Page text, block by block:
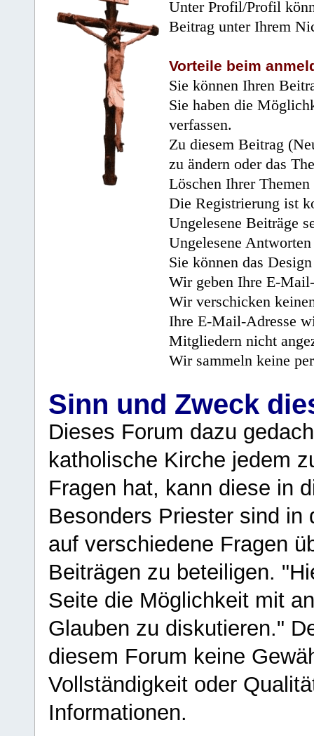
Unter Profil/Profil
Beitrag unter Ihrem
Vorteile beim
Sie können Ihren
Sie haben die
verfassen.
Zu diesem Beitrag
zu ändern oder das
Löschen Ihrer
Die Registrierung ist
Ungelesene Beiträge
Ungelesene
Sie können das
Wir geben Ihre E-
Wir verschicken
Ihre E-Mail-Adresse
Mitgliedern nicht
Wir sammeln keine
Sinn und Zweck
Dieses Forum dazu
katholische Kirche jedem
Fragen hat, kann diese in
Besonders Priester sind in
auf verschiedene Fragen
Beiträgen zu beteiligen.
Seite die Möglichkeit mit
Glauben zu diskutieren."
diesem Forum keine
Vollständigkeit oder
Informationen.